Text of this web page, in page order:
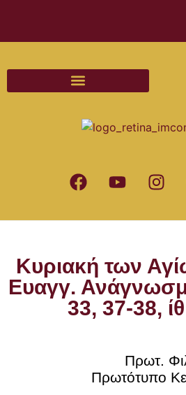
Κυριακή των
Ευαγγ.
33, 37-38,
Πρωτ.
Πρωτότυπο